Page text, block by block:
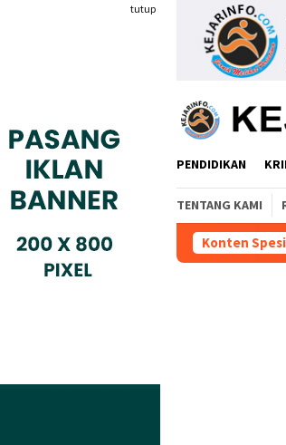
tutup
PENDIDIKAN
TENTANG KAMI
Konten
Profesional, PT. Rajeg Media